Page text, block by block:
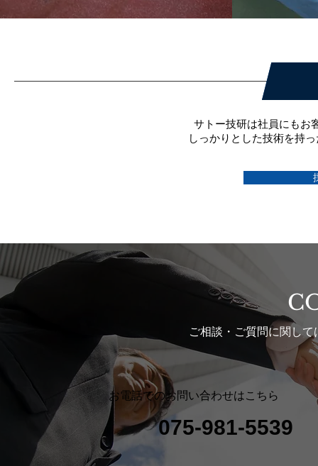
サトー技研は社員にもお
しっかりとした技術を持
ご相談・ご質問に関し
お電話でのお問い合わせはこちら
075-981-5539